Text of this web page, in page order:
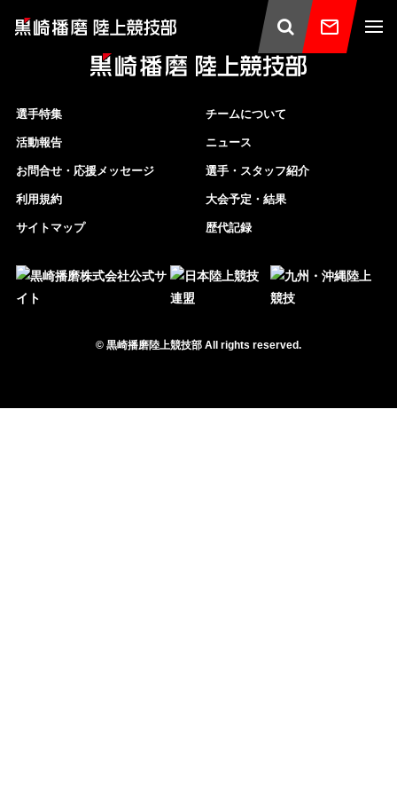
© 黒崎播磨陸上競技部 All rights reserved.
チームについて
ニュース
選手・スタッフ紹介
大会予定・結果
歴代記録
選手特集
活動報告
お問合せ・応援メッセージ
利用規約
サイトマップ